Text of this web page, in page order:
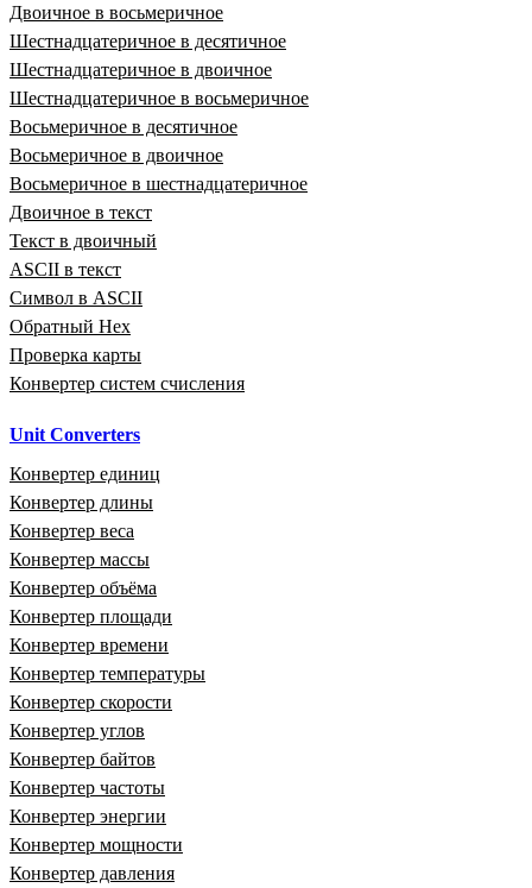
Двоичное в восьмеричное
Шестнадцатеричное в десятичное
Шестнадцатеричное в двоичное
Шестнадцатеричное в восьмеричное
Восьмеричное в десятичное
Восьмеричное в двоичное
Восьмеричное в шестнадцатеричное
Двоичное в текст
Текст в двоичный
ASCII в текст
Символ в ASCII
Обратный Hex
Проверка карты
Конвертер систем счисления
Unit Converters
Конвертер единиц
Конвертер длины
Конвертер веса
Конвертер массы
Конвертер объёма
Конвертер площади
Конвертер времени
Конвертер температуры
Конвертер скорости
Конвертер углов
Конвертер байтов
Конвертер частоты
Конвертер энергии
Конвертер мощности
Конвертер давления